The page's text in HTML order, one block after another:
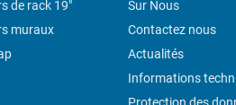
de rack 19"
muraux
Sur Nous
Contactez nous
Actualités
Informations